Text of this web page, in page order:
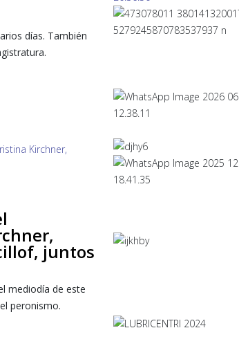
días. También
juntos
mediodía de este
peronismo.